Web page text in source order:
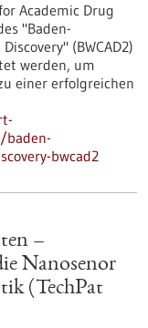
Academic Drug
"Baden-
(BWCAD2)
werden, um
einer erfolgreichen
bwcad2
–
Nanosenor
(TechPat